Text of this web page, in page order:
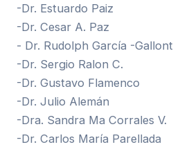
-Dr. Estuardo Paiz
-Dr. Cesar A. Paz
- Dr. Rudolph García -Gallont
-Dr. Sergio Ralon C.
-Dr. Gustavo Flamenco
-Dr. Julio Alemán
-Dra. Sandra Ma Corrales V.
-Dr. Carlos María Parellada